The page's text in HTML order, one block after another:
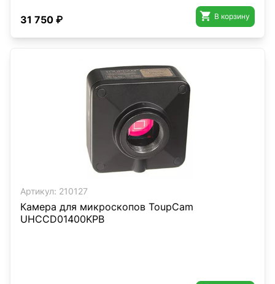
31 750 ₽  В корзину
Артикул: 210127
Камера для микроскопов ToupCam
UHCCD01400KPB